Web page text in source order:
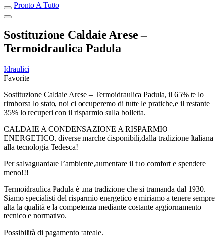
Pronto A Tutto
Sostituzione Caldaie Arese –
Termoidraulica Padula
Idraulici
Favorite
Sostituzione Caldaie Arese – Termoidraulica Padula, il 65% te lo
rimborsa lo stato, noi ci occuperemo di tutte le pratiche,e il restante
35% lo recuperi con il risparmio sulla bolletta.
CALDAIE A CONDENSAZIONE A RISPARMIO
ENERGETICO, diverse marche disponibili,dalla tradizione Italiana
alla tecnologia Tedesca!
Per salvaguardare l’ambiente,aumentare il tuo comfort e spendere
meno!!!
Termoidraulica Padula è una tradizione che si tramanda dal 1930.
Siamo specialisti del risparmio energetico e miriamo a tenere sempre
alta la qualità e la competenza mediante costante aggiornamento
tecnico e normativo.
Possibilità di pagamento rateale.